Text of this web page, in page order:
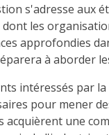
s'adresse aux
les
approfondies
à
intéressés par
pour mener
une